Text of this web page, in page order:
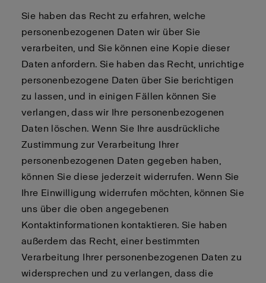
Sie haben das Recht zu erfahren, welche
personenbezogenen Daten wir über Sie
verarbeiten, und Sie können eine Kopie dieser
Daten anfordern. Sie haben das Recht, unrichtige
personenbezogene Daten über Sie berichtigen
zu lassen, und in einigen Fällen können Sie
verlangen, dass wir Ihre personenbezogenen
Daten löschen. Wenn Sie Ihre ausdrückliche
Zustimmung zur Verarbeitung Ihrer
personenbezogenen Daten gegeben haben,
können Sie diese jederzeit widerrufen. Wenn Sie
Ihre Einwilligung widerrufen möchten, können Sie
uns über die oben angegebenen
Kontaktinformationen kontaktieren. Sie haben
außerdem das Recht, einer bestimmten
Verarbeitung Ihrer personenbezogenen Daten zu
widersprechen und zu verlangen, dass die